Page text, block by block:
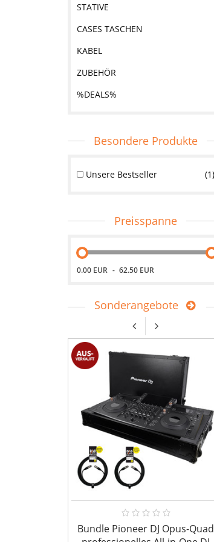
STATIVE
CASES TASCHEN
KABEL
ZUBEHÖR
%DEALS%
Besondere Produkte
1
Unsere Bestseller
Preisspanne
0.00 EUR 62.50 EUR
Sonderangebote
Bundle Pioneer DJ Opus-Quad